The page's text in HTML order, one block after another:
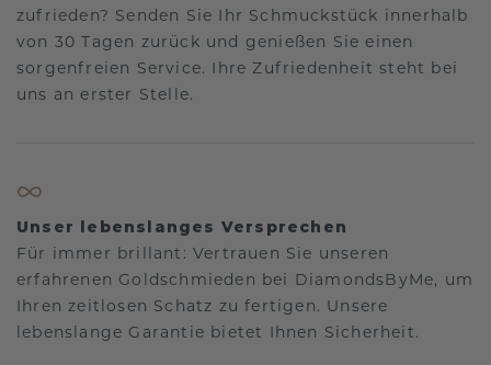
zufrieden? Senden Sie Ihr Schmuckstück innerhalb
von 30 Tagen zurück und genießen Sie einen
sorgenfreien Service. Ihre Zufriedenheit steht bei
uns an erster Stelle.
Unser lebenslanges Versprechen
Für immer brillant: Vertrauen Sie unseren
erfahrenen Goldschmieden bei DiamondsByMe, um
Ihren zeitlosen Schatz zu fertigen. Unsere
lebenslange Garantie bietet Ihnen Sicherheit.